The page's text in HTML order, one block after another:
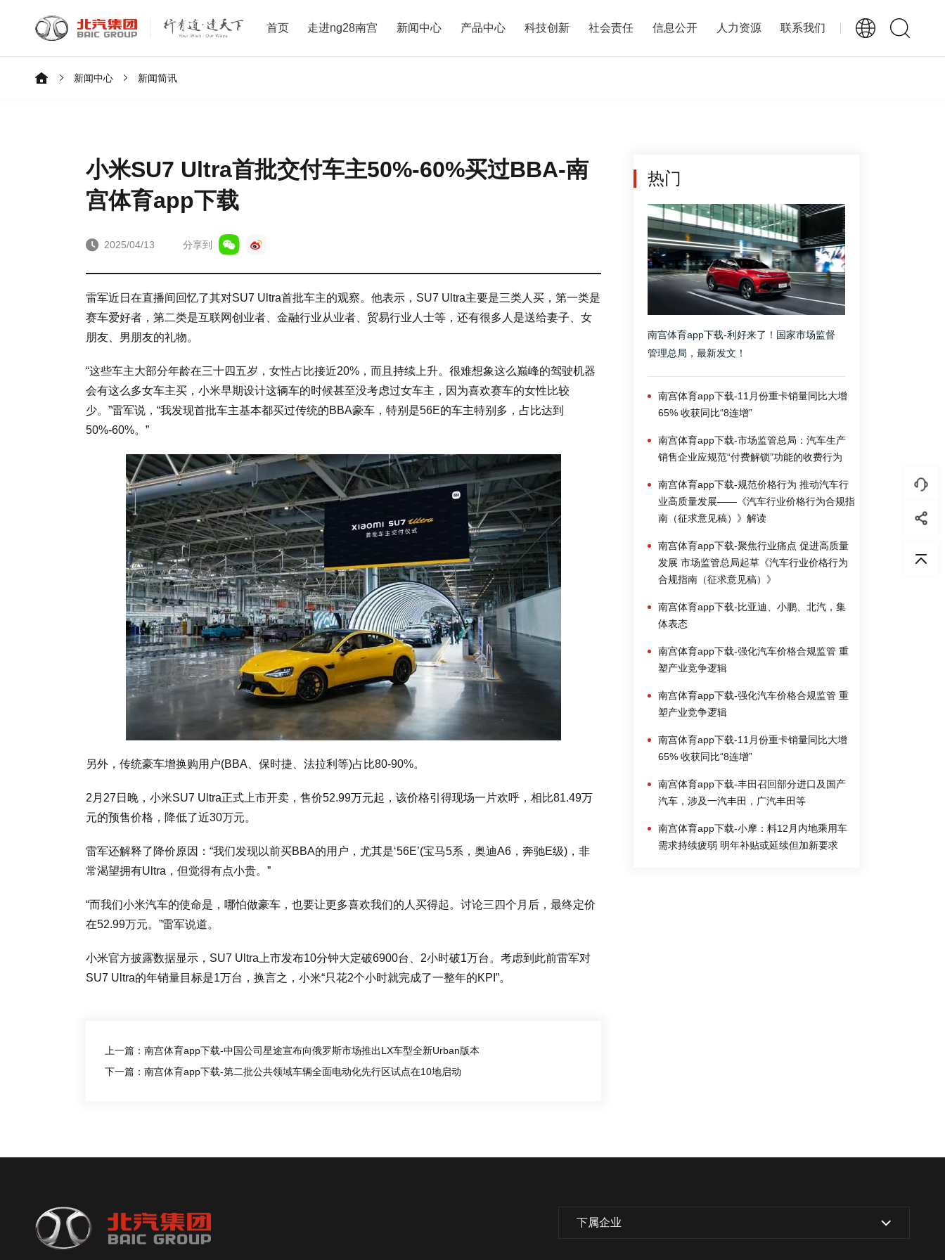
首页 走进ng28南宫 新闻中心 产品中心 科技创新 社会责任 信息公开 人力资源 联系我们
新闻中心 新闻简讯
小米SU7 Ultra首批交付车主50%-60%买过BBA-南
宫体育app下载
2025/04/13 分享到
雷军近日在直播间回忆了其对SU7 Ultra首批车主的观察。他表示，SU7 Ultra主要是三类人买，第一类是
赛车爱好者，第二类是互联网创业者、金融行业从业者、贸易行业人士等，还有很多人是送给妻子、女
朋友、男朋友的礼物。
“这些车主大部分年龄在三十四五岁，女性占比接近20%，而且持续上升。很难想象这么巅峰的驾驶机器
会有这么多女车主买，小米早期设计这辆车的时候甚至没考虑过女车主，因为喜欢赛车的女性比较
少。”雷军说，“我发现首批车主基本都买过传统的BBA豪车，特别是56E的车主特别多，占比达到
50%-60%。”
另外，传统豪车增换购用户(BBA、保时捷、法拉利等)占比80-90%。
2月27日晚，小米SU7 Ultra正式上市开卖，售价52.99万元起，该价格引得现场一片欢呼，相比81.49万
元的预售价格，降低了近30万元。
雷军还解释了降价原因：“我们发现以前买BBA的用户，尤其是‘56E’(宝马5系，奥迪A6，奔驰E级)，非
常渴望拥有Ultra，但觉得有点小贵。”
“而我们小米汽车的使命是，哪怕做豪车，也要让更多喜欢我们的人买得起。讨论三四个月后，最终定价
在52.99万元。”雷军说道。
小米官方披露数据显示，SU7 Ultra上市发布10分钟大定破6900台、2小时破1万台。考虑到此前雷军对
SU7 Ultra的年销量目标是1万台，换言之，小米“只花2个小时就完成了一整年的KPI”。
上一篇：南宫体育app下载-中国公司星途宣布向俄罗斯市场推出LX车型全新Urban版本
下一篇：南宫体育app下载-第二批公共领域车辆全面电动化先行区试点在10地启动
热门
南宫体育app下载-利好来了！国家市场监督
管理总局，最新发文！
南宫体育app下载-11月份重卡销量同比大增
65% 收获同比“8连增”
南宫体育app下载-市场监管总局：汽车生产
销售企业应规范“付费解锁”功能的收费行为
南宫体育app下载-规范价格行为 推动汽车行
业高质量发展——《汽车行业价格行为合规指
南（征求意见稿）》解读
南宫体育app下载-聚焦行业痛点 促进高质量
发展 市场监管总局起草《汽车行业价格行为
合规指南（征求意见稿）》
南宫体育app下载-比亚迪、小鹏、北汽，集
体表态
南宫体育app下载-强化汽车价格合规监管 重
塑产业竞争逻辑
南宫体育app下载-强化汽车价格合规监管 重
塑产业竞争逻辑
南宫体育app下载-11月份重卡销量同比大增
65% 收获同比“8连增”
南宫体育app下载-丰田召回部分进口及国产
汽车，涉及一汽丰田，广汽丰田等
南宫体育app下载-小摩：料12月内地乘用车
需求持续疲弱 明年补贴或延续但加新要求
下属企业